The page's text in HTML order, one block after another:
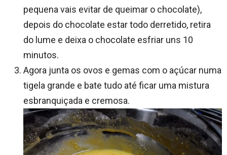
pequena vais evitar de queimar o chocolate),
depois do chocolate estar todo derretido, retira
do lume e deixa o chocolate esfriar uns 10
minutos.
Agora junta os ovos e gemas com o açúcar numa
tigela grande e bate tudo até ficar uma mistura
esbranquiçada e cremosa.